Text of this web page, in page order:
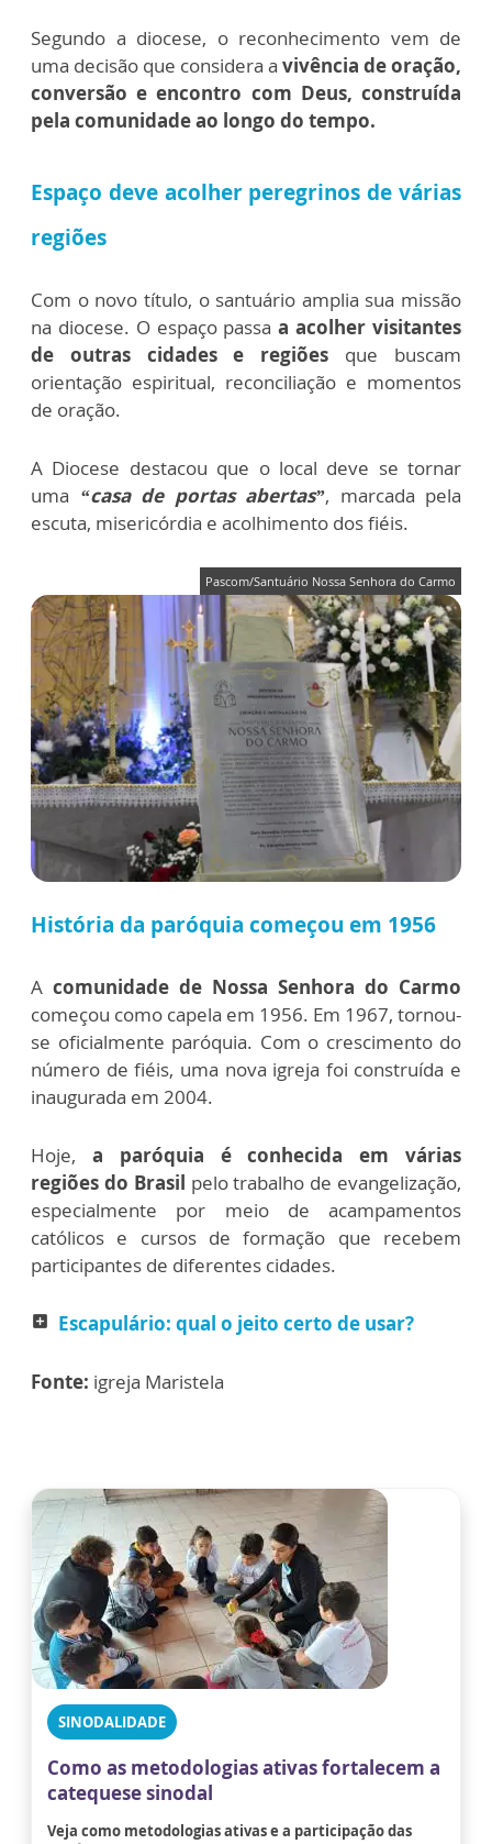
Segundo a diocese, o reconhecimento vem de
uma decisão que considera a vivência de oração,
conversão e encontro com Deus, construída
pela comunidade ao longo do tempo.
Espaço deve acolher peregrinos de várias
regiões
Com o novo título, o santuário amplia sua missão
na diocese. O espaço passa a acolher visitantes
de outras cidades e regiões que buscam
orientação espiritual, reconciliação e momentos
de oração.
A Diocese destacou que o local deve se tornar
uma “casa de portas abertas”, marcada pela
escuta, misericórdia e acolhimento dos fiéis.
Pascom/Santuário Nossa Senhora do Carmo
História da paróquia começou em 1956
A comunidade de Nossa Senhora do Carmo
começou como capela em 1956. Em 1967, tornou-
se oficialmente paróquia. Com o crescimento do
número de fiéis, uma nova igreja foi construída e
inaugurada em 2004.
Hoje, a paróquia é conhecida em várias
regiões do Brasil pelo trabalho de evangelização,
especialmente por meio de acampamentos
católicos e cursos de formação que recebem
participantes de diferentes cidades.
add_box Escapulário: qual o jeito certo de usar?
Fonte: igreja Maristela
SINODALIDADE
Como as metodologias ativas fortalecem a
catequese sinodal
Veja como metodologias ativas e a participação das